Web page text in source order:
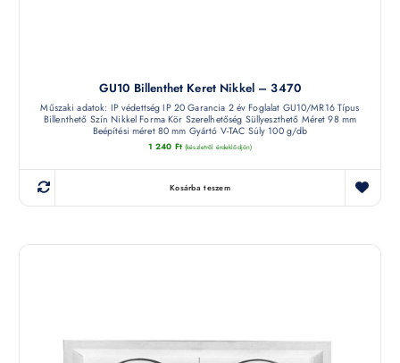
GU10 Billenthet Keret Nikkel – 3470
Műszaki adatok: IP védettség IP 20 Garancia 2 év Foglalat GU10/MR16 Típus
Billenthető Szín Nikkel Forma Kör Szerelhetőség Süllyeszthető Méret 98 mm
Beépítési méret 80 mm Gyártó V-TAC Súly 100 g/db
1 240 Ft (készletről érdeklődjön)
Kosárba teszem